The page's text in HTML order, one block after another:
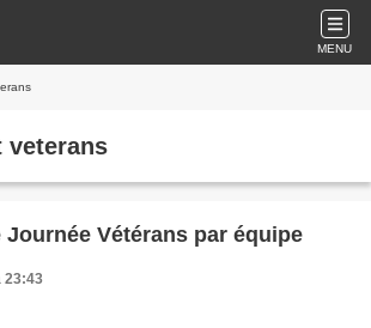
MENU
veterans
Journée Vétérans par équipe
23:43